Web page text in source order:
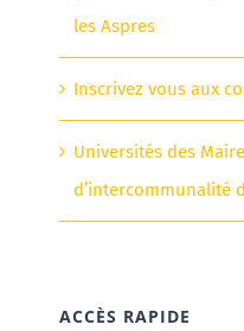
les Aspres
Inscrivez vous aux
Universités des
d’intercommunalité
ACCÈS RAPIDE